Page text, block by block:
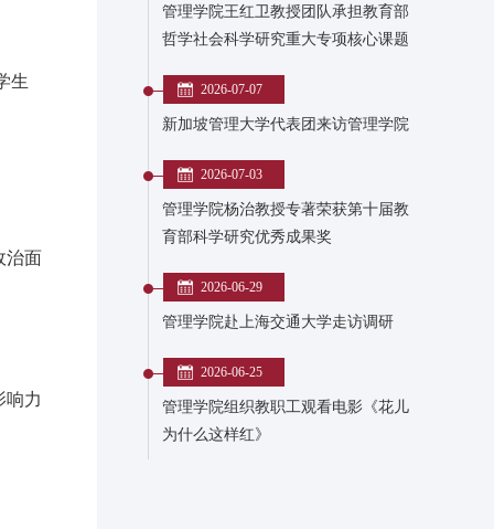
生
治面
响力
管理学院王红卫教授团队承担教育部
哲学社会科学研究重大专项核心课题
2026-07-07
新加坡管理大学代表团来访管理学院
2026-07-03
管理学院杨治教授专著荣获第十届教
育部科学研究优秀成果奖
2026-06-29
管理学院赴上海交通大学走访调研
2026-06-25
管理学院组织教职工观看电影《花儿
为什么这样红》